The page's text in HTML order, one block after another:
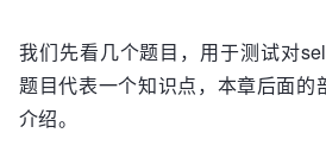
我们先看几个题目，用于测试对
题目代表一个知识点，本章后面的
介绍。